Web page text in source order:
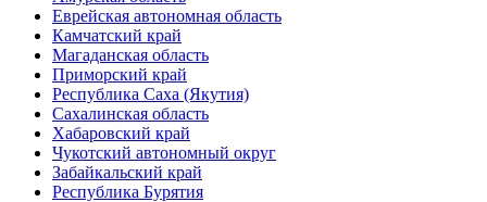
Еврейская автономная область
Камчатский край
Магаданская область
Приморский край
Республика Саха (Якутия)
Сахалинская область
Хабаровский край
Чукотский автономный округ
Забайкальский край
Республика Бурятия